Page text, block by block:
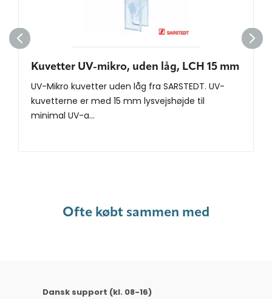
Kuvetter UV-mikro, uden låg, LCH 15 mm
UV-Mikro kuvetter uden låg fra SARSTEDT. UV-
kuvetterne er med 15 mm lysvejshøjde til
minimal UV-a...
Ofte købt sammen med
Dansk support (kl. 08-16)